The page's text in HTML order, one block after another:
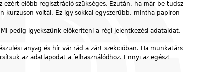
előbb regisztráció szükséges. Ezután, ha már be tudsz
kurzuson voltál. Ez így sokkal egyszerűbb, mintha papíron
pedig igyekszünk előkeríteni a régi jelentkezési adataidat.
anyag és hír vár rád a zárt szekcióban. Ha munkatárs
az adatlapodat a felhasználódhoz. Ennyi az egész!